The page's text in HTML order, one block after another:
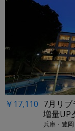
￥17,110 7月リブ
増量UP
兵庫・豊岡